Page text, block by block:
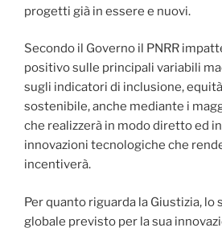
progetti già in essere e nuovi.
Secondo il Governo il PNRR
positivo sulle principali variabili
sugli indicatori di inclusione,
sostenibile, anche mediante i
che realizzerà in modo diretto ed
innovazioni tecnologiche che
incentiverà.
Per quanto riguarda la Giustizia, lo
globale previsto per la sua